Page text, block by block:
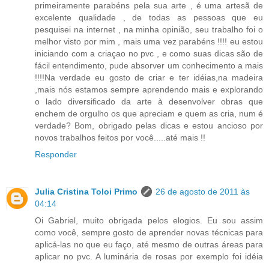
primeiramente parabéns pela sua arte , é uma artesã de
excelente qualidade , de todas as pessoas que eu
pesquisei na internet , na minha opinião, seu trabalho foi o
melhor visto por mim , mais uma vez parabéns !!!! eu estou
iniciando com a criaçao no pvc , e como suas dicas são de
fácil entendimento, pude absorver um conhecimento a mais
!!!!Na verdade eu gosto de criar e ter idéias,na madeira
,mais nós estamos sempre aprendendo mais e explorando
o lado diversificado da arte à desenvolver obras que
enchem de orgulho os que apreciam e quem as cria, num é
verdade? Bom, obrigado pelas dicas e estou ancioso por
novos trabalhos feitos por você.....até mais !!
Responder
Julia Cristina Toloi Primo
26 de agosto de 2011 às
04:14
Oi Gabriel, muito obrigada pelos elogios. Eu sou assim
como você, sempre gosto de aprender novas técnicas para
aplicá-las no que eu faço, até mesmo de outras áreas para
aplicar no pvc. A luminária de rosas por exemplo foi idéia